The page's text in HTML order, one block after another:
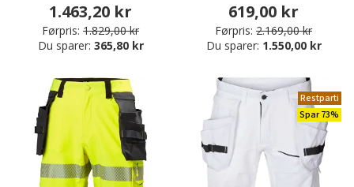
1.463,20 kr
Førpris: 1.829,00 kr
Du sparer: 365,80 kr
619,00 kr
Førpris: 2.169,00 kr
Du sparer: 1.550,00 kr
Restparti
Spar 73%